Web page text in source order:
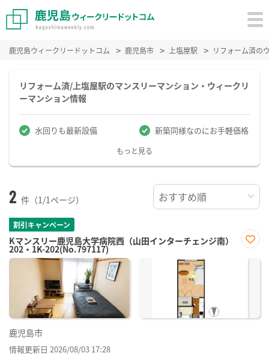
鹿児島ウィークリードットコム 鹿児島市 上塩屋駅 リフォーム済の
リフォーム済/上塩屋駅のマンスリーマンション・ウィークリ
ーマンション情報
水回りも最新設備 新築同様なのにお手軽価格
もっと見る
2 件（1/1ページ）
割引キャンペーン
Kマンスリー鹿児島大学病院西（山田インターチェンジ南）
202・1K-202(No.797117)
に入
鹿児島市
情報更新日 2026/08/03 17:28